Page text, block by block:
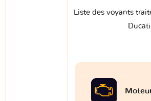
Liste des voyants